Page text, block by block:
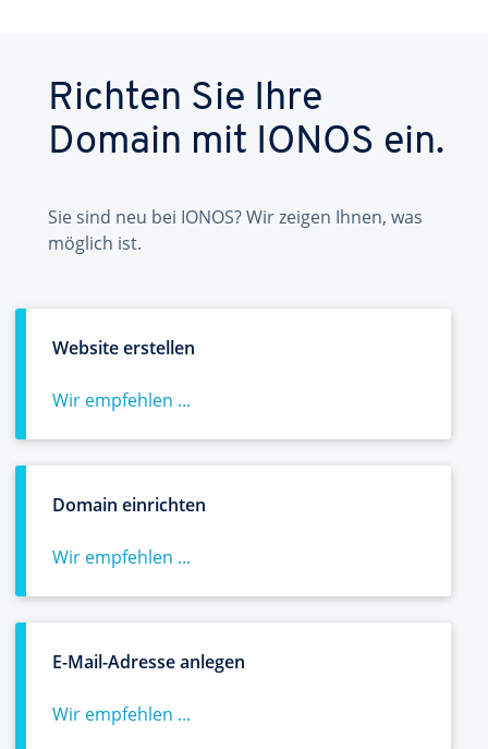
Richten Sie Ihre
Domain mit IONOS ein.
Sie sind neu bei IONOS? Wir zeigen Ihnen, was
möglich ist.
Website erstellen
Wir empfehlen ...
Domain einrichten
Wir empfehlen ...
E-Mail-Adresse anlegen
Wir empfehlen ...